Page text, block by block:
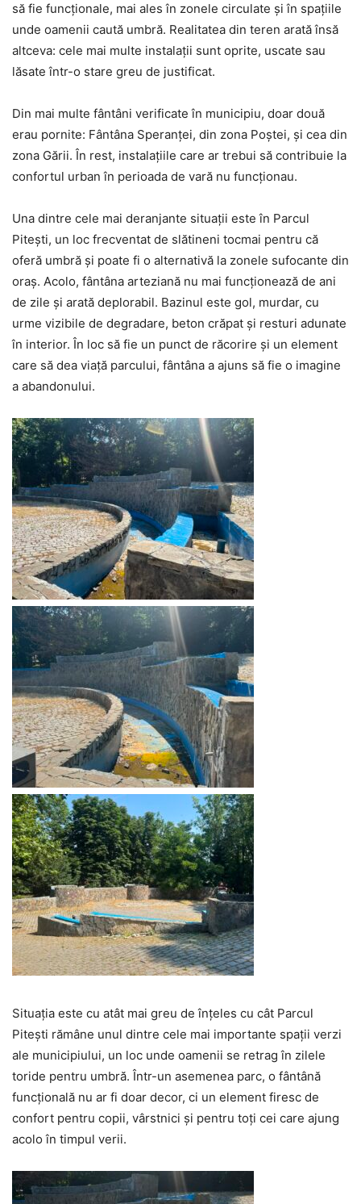
să fie funcționale, mai ales în zonele circulate și în spațiile
unde oamenii caută umbră. Realitatea din teren arată însă
altceva: cele mai multe instalații sunt oprite, uscate sau
lăsate într-o stare greu de justificat.
Din mai multe fântâni verificate în municipiu, doar două
erau pornite: Fântâna Speranței, din zona Poștei, și cea din
zona Gării. În rest, instalațiile care ar trebui să contribuie la
confortul urban în perioada de vară nu funcționau.
Una dintre cele mai deranjante situații este în Parcul
Pitești, un loc frecventat de slătineni tocmai pentru că
oferă umbră și poate fi o alternativă la zonele sufocante din
oraș. Acolo, fântâna arteziană nu mai funcționează de ani
de zile și arată deplorabil. Bazinul este gol, murdar, cu
urme vizibile de degradare, beton crăpat și resturi adunate
în interior. În loc să fie un punct de răcorire și un element
care să dea viață parcului, fântâna a ajuns să fie o imagine
a abandonului.
Situația este cu atât mai greu de înțeles cu cât Parcul
Pitești rămâne unul dintre cele mai importante spații verzi
ale municipiului, un loc unde oamenii se retrag în zilele
toride pentru umbră. Într-un asemenea parc, o fântână
funcțională nu ar fi doar decor, ci un element firesc de
confort pentru copii, vârstnici și pentru toți cei care ajung
acolo în timpul verii.